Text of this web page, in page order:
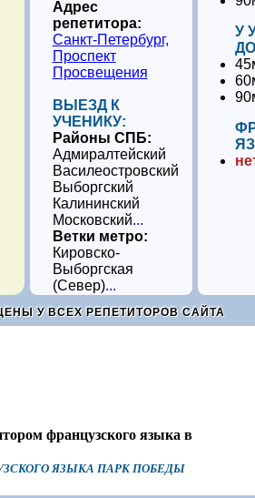
Адрес
репетитора:
Санкт-Петербург,
Проспект
Просвещения
ВЫЕЗД К
УЧЕНИКУ:
Районы СПБ:
Адмиралтейский
Василеостровский
Выборгский
Калининский
Московский...
Ветки метро:
Кировско-
Выборгская
(Север)...
У
У ВСЕХ РЕПЕТИТОРОВ САЙТА
ЯЗЫКА ПАРК ПОБЕДЫ